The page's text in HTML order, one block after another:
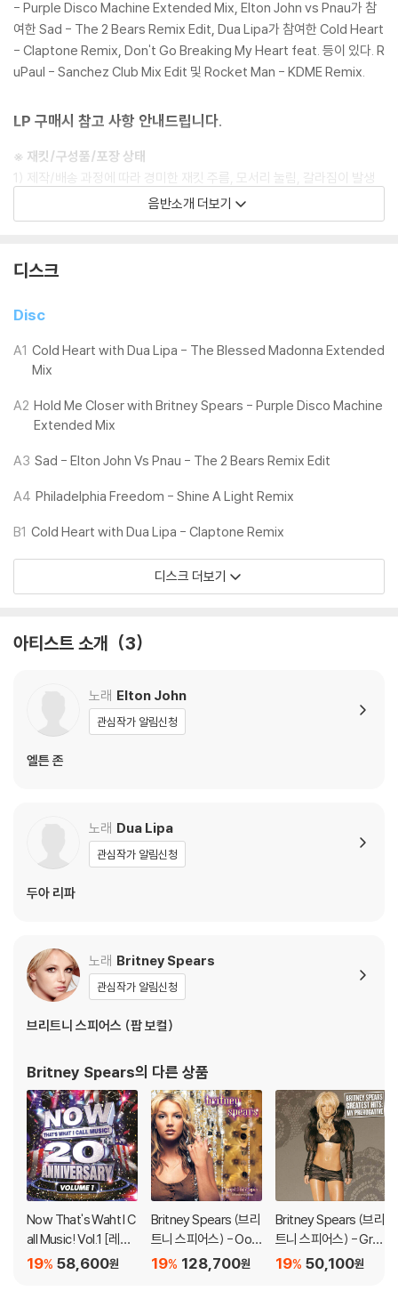
- Purple Disco Machine Extended Mix, Elton John vs Pnau가 참
여한 Sad - The 2 Bears Remix Edit, Dua Lipa가 참여한 Cold Heart
- Claptone Remix, Don't Go Breaking My Heart feat. 등이 있다. R
uPaul - Sanchez Club Mix Edit 및 Rocket Man - KDME Remix.
LP 구매시 참고 사항 안내드립니다.
※ 재킷/구성품/포장 상태
1) 제작/배송 과정에 따라 경미한 재킷 주름, 모서리 눌림, 갈라짐이 발생
할 수 있으며 속지(이너 슬리브)는 디스크와의 접촉으로 인해 갈라질 수
있습니다.
2) 디스크 라벨은 공정상 매끄럽게 부착되지 않을 수도 있으며 겉포장 비
닐은 품질보증대상이 아닙니다.
3) 일본 제작 LP는 대부분 겉비닐이 밀봉되어 있지 않습니다.
※ 재생 불량
모델) 다이내믹 사운드의 편차가 큰 트랙을 재생할 때 이상 현상이 발생할
수 있습니다.
기기 문제로 인해 발생하는 재생 불량 현상에 대해서는 반품/교환이 불가
2) 디스크는 정전기와 먼지로 인해 재생이 원활하지 않은 경우가 있습니
3) 바늘에 먼지가 쌓이는 경우에도 재생이 원활하지 않을 수 있습니다.
재생이 불안정한 경우 스태빌라이저를 사용하시면 좀 더 안정적인 재생이
2) 재생 음역의 왜곡을 최소화 하고 반복 재생시에도 최대한 일관되게 유
지되도록 디스크 센터 홀 구경이 작게 제작되는 경우가 있습니다. 턴테이
블 스핀들에 맞지 않는 경우에는 전용 제품 등을 이용하여 센터 홀을 조정
하시면 해결됩니다.
불량으로 인한 반품/교환이 가능합니다
※ 컬러 디스크
2) 컬러 디스크의 특성상 제작 공정시 앨범마다 색상 차이가 나는 경우도
있습니다.
3) 컬러 디스크는 제작 과정에서 다른 색상 염료가 섞여 얼룩과 번짐, 반점
1) 불량으로 인한 반품/교환 요청 시에는 불량 확인을 위해 개봉 시의 동영
상을 요청할 수 있으며, 동영상이 없는 경우 반품/교환이 제한될 수 있습니
관련 사진과 동영상 및 재생 기기 모델명을 첨부하여 첨부하여 고객센터에
문의 바랍니다.
2) LP는 잦은 배송 과정에서 재킷에 손상이 발생할 가능성이 높고 재판매
가 어려우므로 신중한 구매를 부탁드립니다.
음반소개 더보기
디스크
Disc
A1 Cold Heart with Dua Lipa - The Blessed Madonna Extended
Mix
A2 Hold Me Closer with Britney Spears - Purple Disco Machine
Extended Mix
A3 Sad - Elton John Vs Pnau - The 2 Bears Remix Edit
A4 Philadelphia Freedom - Shine A Light Remix
B1 Cold Heart with Dua Lipa - Claptone Remix
디스크 더보기
아티스트 소개 3
노래 Elton John
관심작가 알림신청
엘튼 존
노래 Dua Lipa
관심작가 알림신청
두아 리파
노래 Britney Spears
관심작가 알림신청
브리트니 스피어스 (팝 보컬)
Britney Spears의 다른 상품
Now That's Waht I C
all Music! Vol.1 [레드
& 블루 컬러 2LP]
58,600원
19%
Britney Spears (브리
트니 스피어스) - Oop
s!... I Did It Again [2L
128,700원
19%
Britney Spears (브리
트니 스피어스) - Grea
test Hits: My Prerog
50,100원
19%